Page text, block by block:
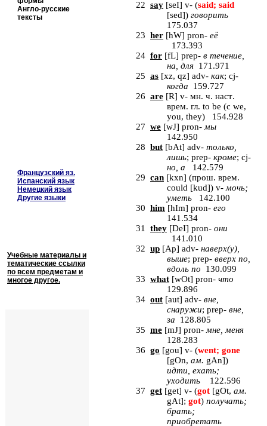
22 say [seI] v- (said; said
[sed]) говорить
175.037
23 her [hW] pron- её
173.393
24 for [fL] prep- в течение,
на, для 171.971
25 as [xz, qz] adv- как; cj-
когда 159.727
26 are [R] v- мн. ч. наст.
врем. гл. to be (с we,
you, they) 154.928
27 we [wJ] pron- мы
142.950
28 but [bAt] adv- только,
лишь; prep- кроме; cj-
но, а 142.579
29 can [kxn] (прош. врем.
could [kud]) v- мочь;
уметь 142.100
30 him [hIm] pron- его
141.534
31 they [DeI] pron- они
141.010
32 up [Ap] adv- наверх(у),
выше; prep- вверх по,
вдоль по 130.099
33 what [wOt] pron- что
129.896
34 out [aut] adv- вне
снаружи; prep- вне
за 128.805
35 me [mJ] pron- мне, меня
128.283
36 go [gou] v- (went; gone
[gOn, ам. gAn])
идти ехать;
уходить
122.596
37 get [get] v- (got [gOt, ам.
gAt]; got) получать;
брать;
приобретать
Англо-русские
тексты
Французский яз.
Испанский язык
Немецкий язык
Другие языки
Учебные материалы и
тематические ссылки
по всем предметам и
многое другое.